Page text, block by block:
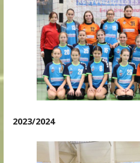
2023/2024